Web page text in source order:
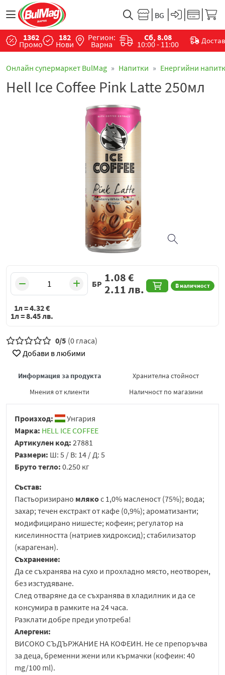
1362
Промо
182
Нови
Регион:
Варна
Сб, 8.08
10:00 - 11:00
Онлайн супермаркет BulMag Напитки Енергийни
Hell Ice Coffee Pink Latte 250мл
БР В наличност
1.08€
2.11лв.
1л =4.32€
1л =8.45лв.
0/5 (0 гласа)
Добави в любими
Информация за продукта
Хранителна стойност
Мнения от клиенти
Наличност по магазини
Произход:
Унгария
Марка: HELL ICE COFFEE
Артикулен код: 27881
Размери: Ш: 5 / В: 14 / Д: 5
Бруто тегло: 0.250 кг
Състав:
Пастьоризирано млякос 1,0% масленост (75%); вода;
захар; течен екстракт от кафе (0,9%); ароматизанти;
модифицирано нишесте; кофеин; регулатор на
киселинността (натриев хидроксид); стабилизатор
(карагенан).
Съхранение:
Да се съхранява на сухо и прохладно място, неотворен,
без изстудяване.
След отваряне да се съхранява в хладилник и да се
консумира в рамките на 24 часа.
Разклати добре преди употреба!
Алергени:
ВИСОКО СЪДЪРЖАНИЕ НА КОФЕИН. Не се препоръчва
за деца, бременни жени или кърмачки (кофеин: 40
mg/100 ml).